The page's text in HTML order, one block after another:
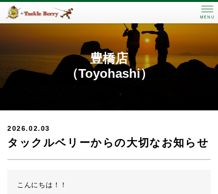
MENU
豊橋店
（Toyohashi）
2026.02.03
タックルベリーからの大切なお知らせ
こんにちは！！